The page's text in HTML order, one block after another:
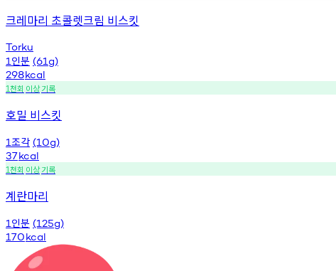
크레마리 초콜렛크림 비스킷
Torku
1 인분 (61g)
298kcal
1천회 이상기록
호밀 비스킷
1조각 (10g)
37kcal
1천회 이상기록
계란마리
1 인분 (125g)
170kcal